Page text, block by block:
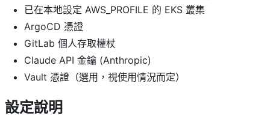
已在本地設定 AWS_PROFILE 的 EKS 叢集
ArgoCD 憑證
GitLab 個人存取權杖
Claude API 金鑰 (Anthropic)
Vault 憑證（選用，視使用情況而定）
設定說明